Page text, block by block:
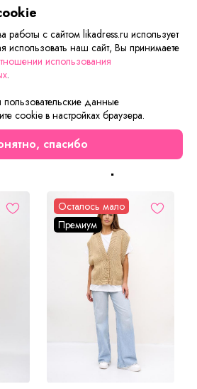
Афина отлично впишется в
Костюм свободного кроя, не
нём вам будет удобно заниматься
просто отправиться на прогулку.
серая кофта с принтом
горловины. Брюки
эластичным поясом.
сайте смотрят
Осталось мало
Премиум
с сайтом likadress.ru использует
наш сайт, Вы принимаете
использования
.
пользовательские данные
cookie в настройках браузера.
спасибо